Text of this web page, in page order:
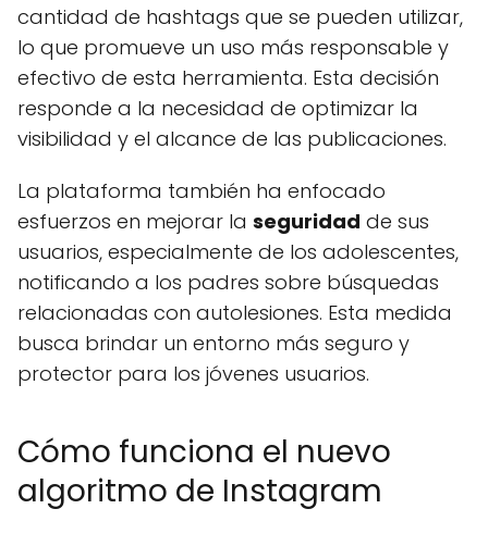
cantidad de hashtags que se pueden utilizar,
lo que promueve un uso más responsable y
efectivo de esta herramienta. Esta decisión
responde a la necesidad de optimizar la
visibilidad y el alcance de las publicaciones.
La plataforma también ha enfocado
esfuerzos en mejorar la seguridad de sus
usuarios, especialmente de los adolescentes,
notificando a los padres sobre búsquedas
relacionadas con autolesiones. Esta medida
busca brindar un entorno más seguro y
protector para los jóvenes usuarios.
Cómo funciona el nuevo
algoritmo de Instagram